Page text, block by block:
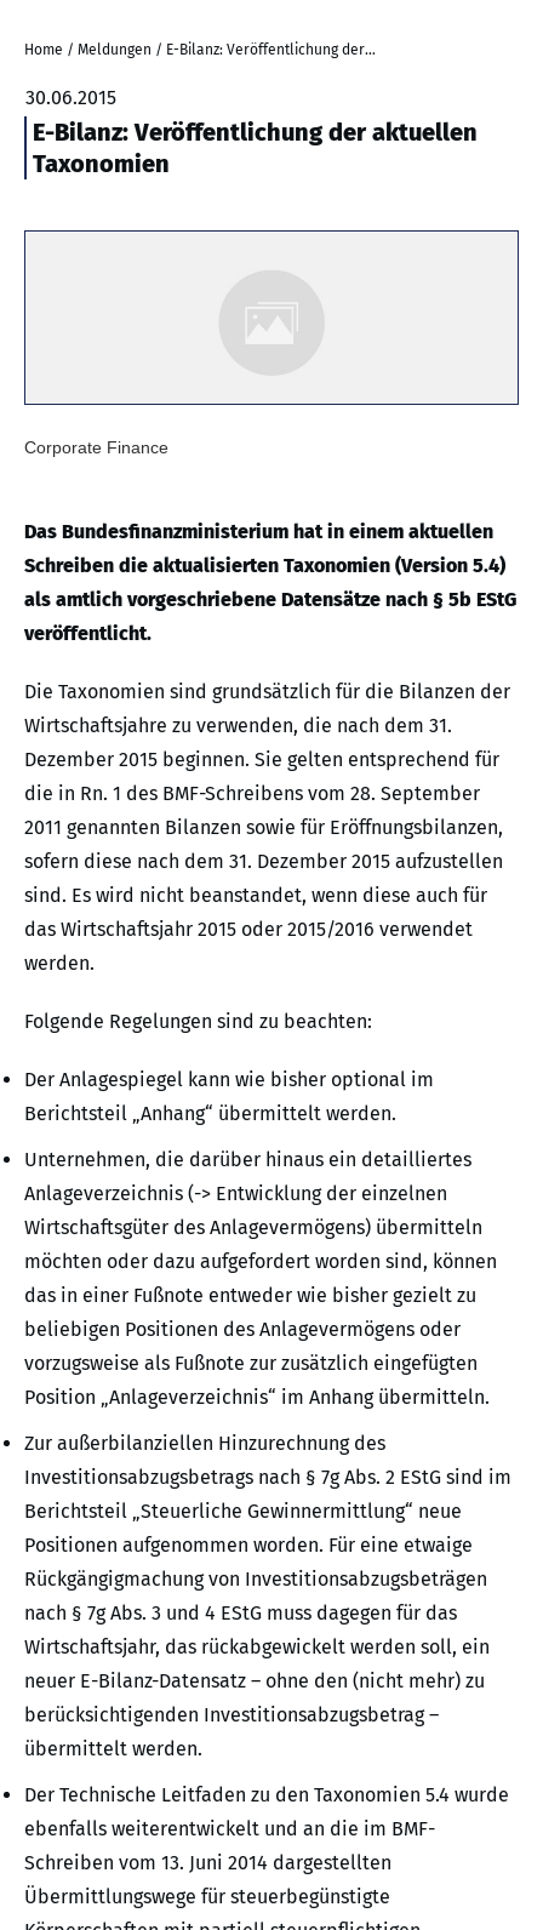
Home / Meldungen / E-Bilanz: Veröffentlichung der aktuellen Taxonomien
30.06.2015
E-Bilanz: Veröffentlichung der aktuellen
Taxonomien
Corporate Finance
Das Bundesfinanzministerium hat in einem aktuellen
Schreiben die aktualisierten Taxonomien (Version 5.4)
als amtlich vorgeschriebene Datensätze nach § 5b EStG
veröffentlicht.
Die Taxonomien sind grundsätzlich für die Bilanzen der
Wirtschaftsjahre zu verwenden, die nach dem 31.
Dezember 2015 beginnen. Sie gelten entsprechend für
die in Rn. 1 des BMF-Schreibens vom 28. September
2011 genannten Bilanzen sowie für Eröffnungsbilanzen,
sofern diese nach dem 31. Dezember 2015 aufzustellen
sind. Es wird nicht beanstandet, wenn diese auch für
das Wirtschaftsjahr 2015 oder 2015/2016 verwendet
werden.
Folgende Regelungen sind zu beachten:
Der Anlagespiegel kann wie bisher optional im
Berichtsteil „Anhang“ übermittelt werden.
Unternehmen, die darüber hinaus ein detailliertes
Anlageverzeichnis (-> Entwicklung der einzelnen
Wirtschaftsgüter des Anlagevermögens) übermitteln
möchten oder dazu aufgefordert worden sind, können
das in einer Fußnote entweder wie bisher gezielt zu
beliebigen Positionen des Anlagevermögens oder
vorzugsweise als Fußnote zur zusätzlich eingefügten
Position „Anlageverzeichnis“ im Anhang übermitteln.
Zur außerbilanziellen Hinzurechnung des
Investitionsabzugsbetrags nach § 7g Abs. 2 EStG sind im
Berichtsteil „Steuerliche Gewinnermittlung“ neue
Positionen aufgenommen worden. Für eine etwaige
Rückgängigmachung von Investitionsabzugsbeträgen
nach § 7g Abs. 3 und 4 EStG muss dagegen für das
Wirtschaftsjahr, das rückabgewickelt werden soll, ein
neuer E-Bilanz-Datensatz – ohne den (nicht mehr) zu
berücksichtigenden Investitionsabzugsbetrag –
übermittelt werden.
Der Technische Leitfaden zu den Taxonomien 5.4 wurde
ebenfalls weiterentwickelt und an die im BMF-
Schreiben vom 13. Juni 2014 dargestellten
Übermittlungswege für steuerbegünstigte